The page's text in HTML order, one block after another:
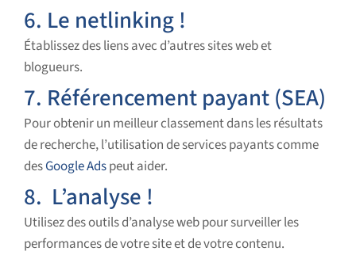
6. Le netlinking !
Établissez des liens avec d’autres sites web et
blogueurs.
7. Référencement payant (SEA)
Pour obtenir un meilleur classement dans les résultats
de recherche, l’utilisation de services payants comme
desGoogle Adspeut aider.
8. L’analyse !
Utilisez des outils d’analyse web pour surveiller les
performances de votre site et de votre contenu.